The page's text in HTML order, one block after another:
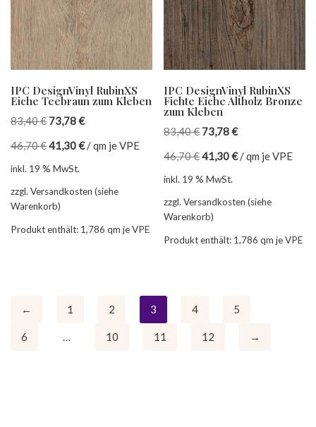
IPC DesignVinyl RubinXS
Eiche Teebraun zum Kleben
83,40€ 73,78€
46,70€41,30€/qm je VPE
inkl. 19 % MwSt.
zzgl. Versandkosten (siehe
Warenkorb)
Produkt enthält: 1,786 qm je VPE
IPC DesignVinyl RubinXS
Fichte Eiche Altholz Bronze
zum Kleben
83,40€ 73,78€
46,70€41,30€/qm je VPE
inkl. 19 % MwSt.
zzgl. Versandkosten (siehe
Warenkorb)
Produkt enthält: 1,786qm je VPE
← 1 2 3 4 5
6 10 11 12 →